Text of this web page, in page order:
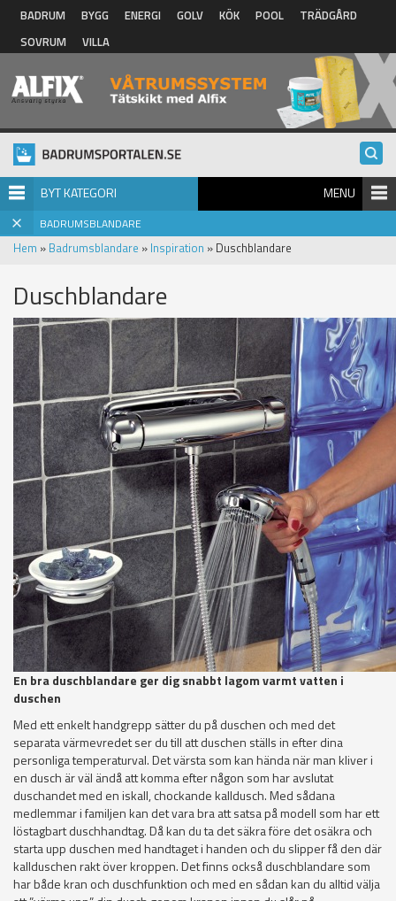
Hoppa till huvudinnehåll
BADRUM BYGG ENERGI GOLV KÖK POOL
TRÄDGÅRD
SOVRUM
VILLA
BYT KATEGORI MENU
BADRUMSBLANDARE
Hem » Badrumsblandare » Inspiration » Duschblandare
Duschblandare
En bra duschblandare ger dig snabbt lagom varmt vatten i
duschen
Med ett enkelt handgrepp sätter du på duschen och med det
separata värmevredet ser du till att duschen ställs in efter dina
personliga temperaturval. Det värsta som kan hända när man kliver i
en dusch är väl ändå att komma efter någon som har avslutat
duschandet med en iskall, chockande kalldusch. Med sådana
medlemmar i familjen kan det vara bra att satsa på modell som har ett
löstagbart duschhandtag. Då kan du ta det säkra före det osäkra och
starta upp duschen med handtaget i handen och du slipper få den där
kallduschen rakt över kroppen. Det finns också duschblandare som
har både kran och duschfunktion och med en sådan kan du alltid välja